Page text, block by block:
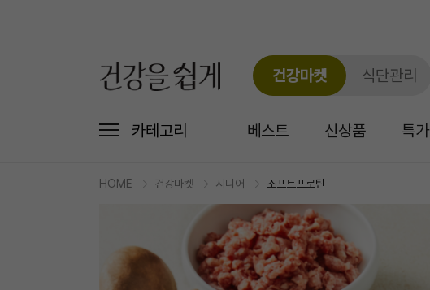
건강마켓 식단관리
카테고리 베스트 신상품 특가
HOME 건강마켓 시니어 소프트프로틴